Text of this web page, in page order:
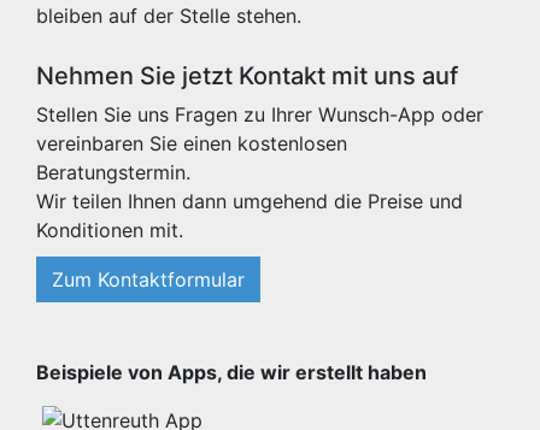
bleiben auf der Stelle stehen.
Nehmen Sie jetzt Kontakt mit uns auf
Stellen Sie uns Fragen zu Ihrer Wunsch-App oder
vereinbaren Sie einen kostenlosen
Beratungstermin.
Wir teilen Ihnen dann umgehend die Preise und
Konditionen mit.
Zum Kontaktformular
Beispiele von Apps, die wir erstellt haben